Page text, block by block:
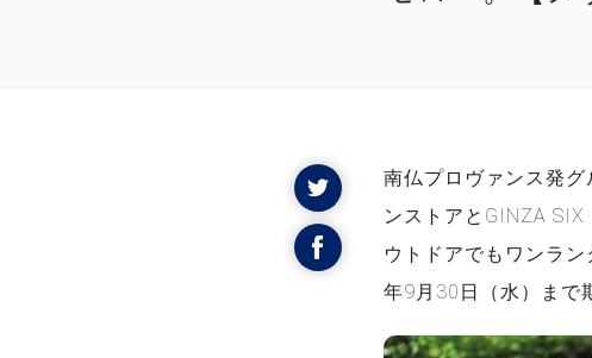
南仏プロヴァンス発
ンストアとGINZA
ウトドアでもワンラ
年9月30日（水）まで